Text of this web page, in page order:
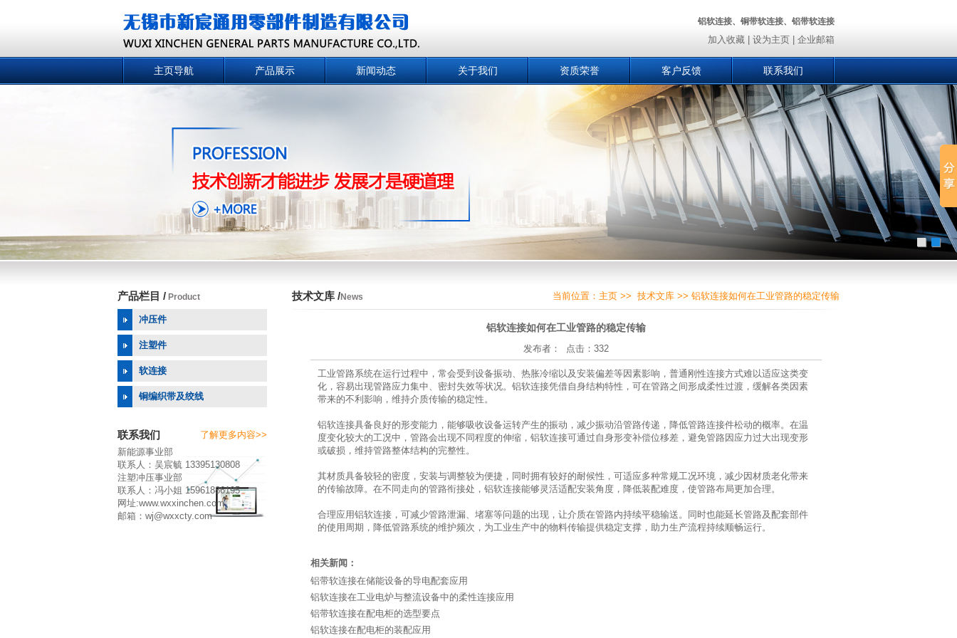
铝软连接、铜带软连接、铝带软连接
加入收藏 设为主页 企业邮箱
主页导航 产品展示 新闻动态 关于我们 资质荣誉 客户反馈 联系我们
产品栏目 / Product
冲压件
注塑件
软连接
铜编织带及绞线
联系我们
了解更多内容>>
新能源事业部
联系人：吴宸毓 13395130808
注塑冲压事业部
联系人：冯小姐 15961886195
网址:www.wxxinchen.com
邮箱：wj@wxxcty.com
当前位置： 主页 >> 技术文库 >> 铝软连接如何在工业管路的稳定传输
技术文库 /News
铝软连接如何在工业管路的稳定传输
发布者： 点击：332
工业管路系统在运行过程中，常会受到设备振动、热胀冷缩以及安装偏差等因素影响，普通刚性连接方式难以适应这类变
化，容易出现管路应力集中、密封失效等状况。 铝软连接凭借自身结构特性，可在管路之间形成柔性过渡，缓解各类因素
带来的不利影响，维持介质传输的稳定性。
铝软连接具备良好的形变能力，能够吸收设备运转产生的振动，减少振动沿管路传递，降低管路连接件松动的概率。在温
度变化较大的工况中，管路会出现不同程度的伸缩，铝软连接可通过自身形变补偿位移差，避免管路因应力过大出现变形
或破损，维持管路整体结构的完整性。
其材质具备较轻的密度，安装与调整较为便捷，同时拥有较好的耐候性，可适应多种常规工况环境，减少因材质老化带来
的传输故障。在不同走向的管路衔接处，铝软连接能够灵活适配安装角度，降低装配难度，使管路布局更加合理。
合理应用铝软连接，可减少管路泄漏、堵塞等问题的出现，让介质在管路内持续平稳输送。同时也能延长管路及配套部件
的使用周期，降低管路系统的维护频次，为工业生产中的物料传输提供稳定支撑，助力生产流程持续顺畅运行。
相关新闻：
铝带软连接在储能设备的导电配套应用
铝软连接在工业电炉与整流设备中的柔性连接应用
铝带软连接在配电柜的选型要点
铝软连接在配电柜的装配应用